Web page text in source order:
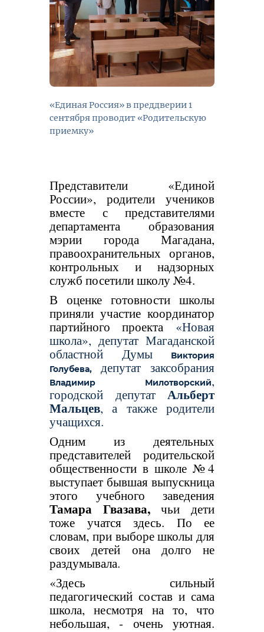
«Единая Россия» в преддверии 1
сентября проводит «Родительскую
приемку»
Представители «Единой
России», родители учеников
вместе с представителями
департамента образования
мэрии города Магадана,
правоохранительных органов,
контрольных и надзорных
служб посетили школу №4.
В оценке готовности школы
приняли участие координатор
партийного проекта «Новая
школа», депутат Магаданской
областной Думы
Виктория
Голубева, депутат заксобрания
Владимир Милотворский,
городской депутат Альберт
Мальцев, а также родители
учащихся.
Одним из деятельных
представителей родительской
общественности в школе №4
выступает бывшая выпускница
этого учебного заведения
Тамара Гвазава,чьи дети
тоже учатся здесь. По ее
словам, при выборе школы для
своих детей она долго не
раздумывала.
«Здесь сильный
педагогический состав и сама
школа, несмотря на то, что
небольшая, - очень уютная.